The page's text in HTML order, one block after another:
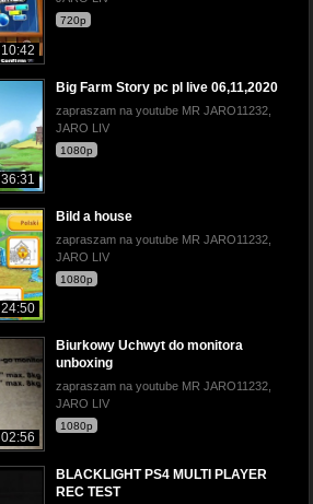
10:42
720p
36:31
Big Farm Story pc pl live 06,11,2020
zapraszam na youtube MR JARO11232,
JARO LIV
1080p
24:50
Bild a house
zapraszam na youtube MR JARO11232,
JARO LIV
1080p
02:56
Biurkowy Uchwyt do monitora
unboxing
zapraszam na youtube MR JARO11232,
JARO LIV
1080p
BLACKLIGHT PS4 MULTI PLAYER
REC TEST